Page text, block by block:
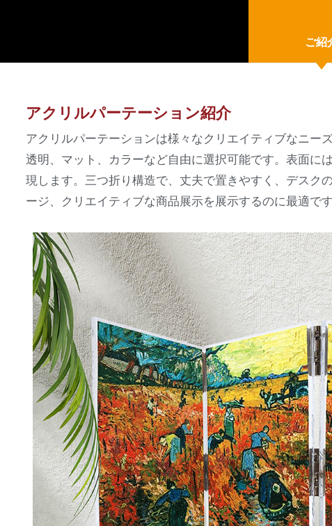
ご紹
アクリルパーテーション紹介
アクリルパーテーションは様々なクリエイティブなニー
透明、マット、カラーなど自由に選択可能です。表面に
現します。三つ折り構造で、丈夫で置きやすく、デスク
ージ、クリエイティブな商品展示を展示するのに最適です